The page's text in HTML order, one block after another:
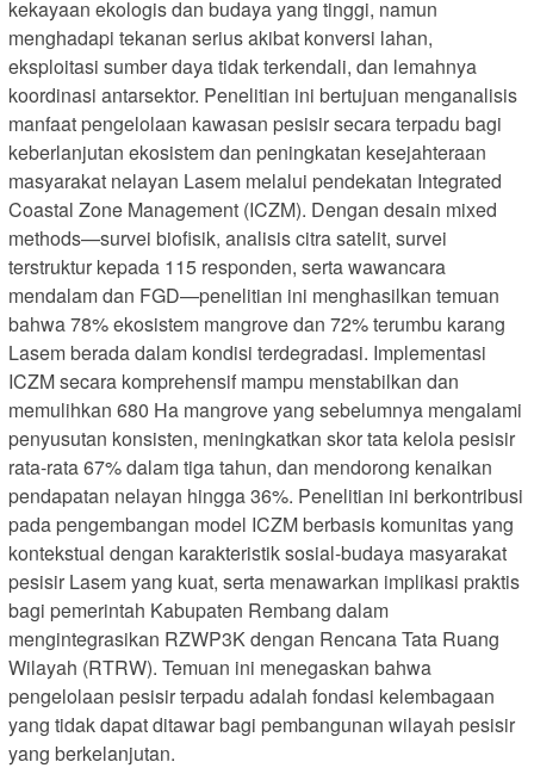
kekayaan ekologis dan budaya yang tinggi, namun
menghadapi tekanan serius akibat konversi lahan,
eksploitasi sumber daya tidak terkendali, dan lemahnya
koordinasi antarsektor. Penelitian ini bertujuan menganalisis
manfaat pengelolaan kawasan pesisir secara terpadu bagi
keberlanjutan ekosistem dan peningkatan kesejahteraan
masyarakat nelayan Lasem melalui pendekatan Integrated
Coastal Zone Management (ICZM). Dengan desain mixed
methods—survei biofisik, analisis citra satelit, survei
terstruktur kepada 115 responden, serta wawancara
mendalam dan FGD—penelitian ini menghasilkan temuan
bahwa 78% ekosistem mangrove dan 72% terumbu karang
Lasem berada dalam kondisi terdegradasi. Implementasi
ICZM secara komprehensif mampu menstabilkan dan
memulihkan 680 Ha mangrove yang sebelumnya mengalami
penyusutan konsisten, meningkatkan skor tata kelola pesisir
rata-rata 67% dalam tiga tahun, dan mendorong kenaikan
pendapatan nelayan hingga 36%. Penelitian ini berkontribusi
pada pengembangan model ICZM berbasis komunitas yang
kontekstual dengan karakteristik sosial-budaya masyarakat
pesisir Lasem yang kuat, serta menawarkan implikasi praktis
bagi pemerintah Kabupaten Rembang dalam
mengintegrasikan RZWP3K dengan Rencana Tata Ruang
Wilayah (RTRW). Temuan ini menegaskan bahwa
pengelolaan pesisir terpadu adalah fondasi kelembagaan
yang tidak dapat ditawar bagi pembangunan wilayah pesisir
yang berkelanjutan.